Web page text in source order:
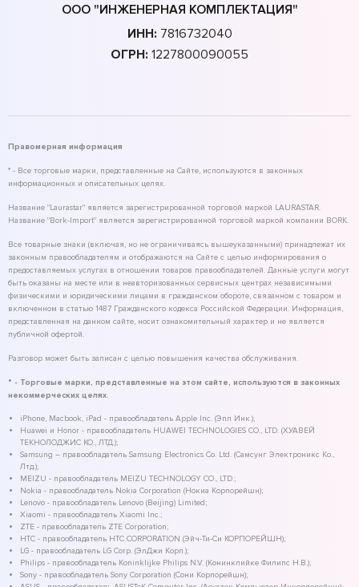
ООО "ИНЖЕНЕРНАЯ КОМПЛЕКТАЦИЯ"
ИНН: 7816732040
ОГРН: 1227800090055
Правомерная информация
* - Все торговые марки, представленные на Сайте, используются в законных
информационных и описательных целях.
Название "Laurastar" является зарегистрированной торговой маркой LAURASTAR.
Название "Bork-Import" является зарегистрированной торговой маркой компании BORK.
Все товарные знаки (включая, но не ограничиваясь вышеуказанными) принадлежат их
законным правообладателям и отображаются на Сайте с целью информирования о
предоставляемых услугах в отношении товаров правообладателей. Данные услуги могут
быть оказаны на месте или в неавторизованных сервисных центрах независимыми
физическими и юридическими лицами в гражданском обороте, связанном с товаром и
включенном в статью 1487 Гражданского кодекса Российской Федерации. Информация,
представленная на данном сайте, носит ознакомительный характер и не является
публичной офертой.
Разговор может быть записан с целью повышения качества обслуживания.
* - Торговые марки, представленные на этом сайте, используются в законных
некоммерческих целях.
iPhone, Macbook, iPad - правообладатель Apple Inc. (Эпл Инк.);
Huawei и Honor - правообладатель HUAWEI TECHNOLOGIES CO., LTD. (ХУАВЕЙ
ТЕКНОЛОДЖИС КО., ЛТД.);
Samsung – правообладатель Samsung Electronics Co. Ltd. (Самсунг Электроникс Ко.,
Лтд.);
MEIZU - правообладатель MEIZU TECHNOLOGY CO., LTD.;
Nokia - правообладатель Nokia Corporation (Нокиа Корпорейшн);
Lenovo - правообладатель Lenovo (Beijing) Limited;
Xiaomi - правообладатель Xiaomi Inc.;
ZTE - правообладатель ZTE Corporation;
HTC - правообладатель HTC CORPORATION (Эйч-Ти-Си КОРПОРЕЙШН);
LG - правообладатель LG Corp. (ЭлДжи Корп.);
Philips - правообладатель Koninklijke Philips N.V. (Конинклийке Филипс Н.В.);
Sony - правообладатель Sony Corporation (Сони Корпорейшн);